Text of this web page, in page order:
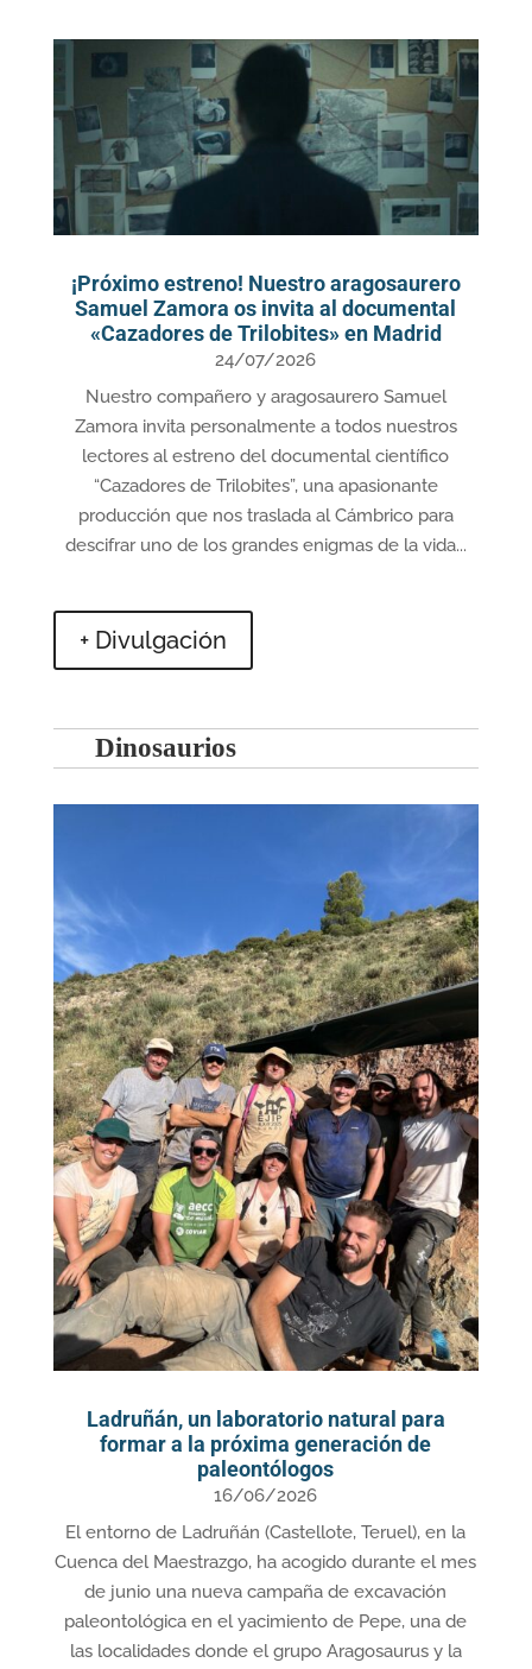
¡Próximo estreno! Nuestro aragosaurero
Samuel Zamora os invita al documental
«Cazadores de Trilobites» en Madrid
24/07/2026
Nuestro compañero y aragosaurero Samuel
Zamora invita personalmente a todos nuestros
lectores al estreno del documental científico
“Cazadores de Trilobites”, una apasionante
producción que nos traslada al Cámbrico para
descifrar uno de los grandes enigmas de la vida...
+ Divulgación
Dinosaurios
Ladruñán, un laboratorio natural para
formar a la próxima generación de
paleontólogos
16/06/2026
El entorno de Ladruñán (Castellote, Teruel), en la
Cuenca del Maestrazgo, ha acogido durante el mes
de junio una nueva campaña de excavación
paleontológica en el yacimiento de Pepe, una de
las localidades donde el grupo Aragosaurus y la